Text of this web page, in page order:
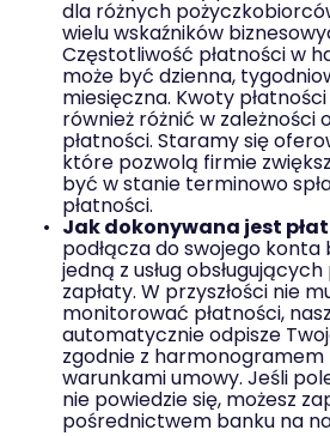
dla różnych
wielu wskaźników
Częstotliwość płatności w
może być dzienna,
miesięczna. Kwoty
również różnić w zależności
płatności. Staramy się
które pozwolą firmie
być w stanie terminowo
płatności.
Jak dokonywana jest
podłącza do swojego
jedną z usług
zapłaty. W przyszłości nie
monitorować płatności,
automatycznie odpisze
zgodnie z harmonogramem
warunkami umowy. Jeśli
nie powiedzie się, możesz
pośrednictwem banku na